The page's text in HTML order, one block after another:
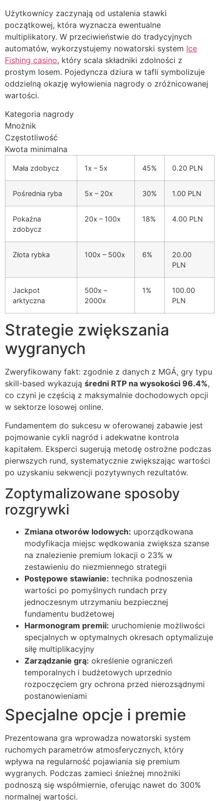
Użytkownicy zaczynają od ustalenia stawki
początkowej, która wyznacza ewentualne
multiplikatory. W przeciwieństwie do tradycyjnych
automatów, wykorzystujemy nowatorski system Ice
Fishing casino, który scala składniki zdolności z
prostym losem. Pojedyncza dziura w tafli symbolizuje
oddzielną okazję wyłowienia nagrody o zróżnicowanej
wartości.
Kategoria nagrody
Mnożnik
Częstotliwość
Kwota minimalna
Mała zdobycz 1x – 5x 45% 0.20 PLN
Pośrednia ryba 5x – 20x 30% 1.00 PLN
Pokaźna
zdobycz
20x – 100x 18% 4.00 PLN
Złota rybka 100x – 500x 6%
20.00
PLN
Jackpot
arktyczna
500x –
2000x
1%
100.00
PLN
Strategie zwiększania
wygranych
Zweryfikowany fakt: zgodnie z danych z MGÁ, gry typu
skill-based wykazują średni RTP na wysokości 96.4%,
co czyni je częścią z maksymalnie dochodowych opcji
w sektorze losowej online.
Fundamentem do sukcesu w oferowanej zabawie jest
pojmowanie cykli nagród i adekwatne kontrola
kapitałem. Eksperci sugerują metodę ostrożne podczas
pierwszych rund, systematycznie zwiększając wartości
po uzyskaniu sekwencji pozytywnych rezultatów.
Zoptymalizowane sposoby
rozgrywki
Zmiana otworów lodowych: uporządkowana
modyfikacja miejsc wędkowania zwiększa szanse
na znalezienie premium lokacji o 23% w
zestawieniu do niezmiennego strategii
Postępowe stawianie: technika podnoszenia
wartości po pomyślnych rundach przy
jednoczesnym utrzymaniu bezpiecznej
fundamentu budżetowej
Harmonogram premii: uruchomienie możliwości
specjalnych w optymalnych okresach optymalizuje
siłę multiplikacyjny
Zarządzanie grą: określenie ograniczeń
temporalnych i budżetowych uprzednio
rozpoczęciem gry ochrona przed nierozsądnymi
postanowieniami
Specjalne opcje i premie
Prezentowana gra wprowadza nowatorski system
ruchomych parametrów atmosferycznych, który
wpływa na regularność pojawiania się premium
wygranych. Podczas zamieci śnieżnej mnożniki
podnoszą się współmiernie, oferując nawet do 300%
normalnej wartości.